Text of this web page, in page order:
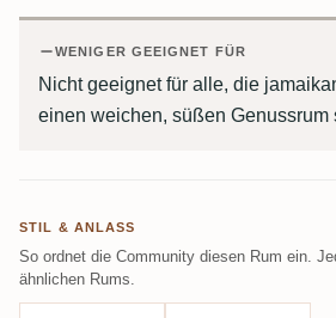
WENIGER GEEIGNET FÜR
Nicht geeignet für alle, die
einen weichen, süßen Genussrum
STIL & ANLASS
So ordnet die Community diesen Rum ein.
ähnlichen Rums.